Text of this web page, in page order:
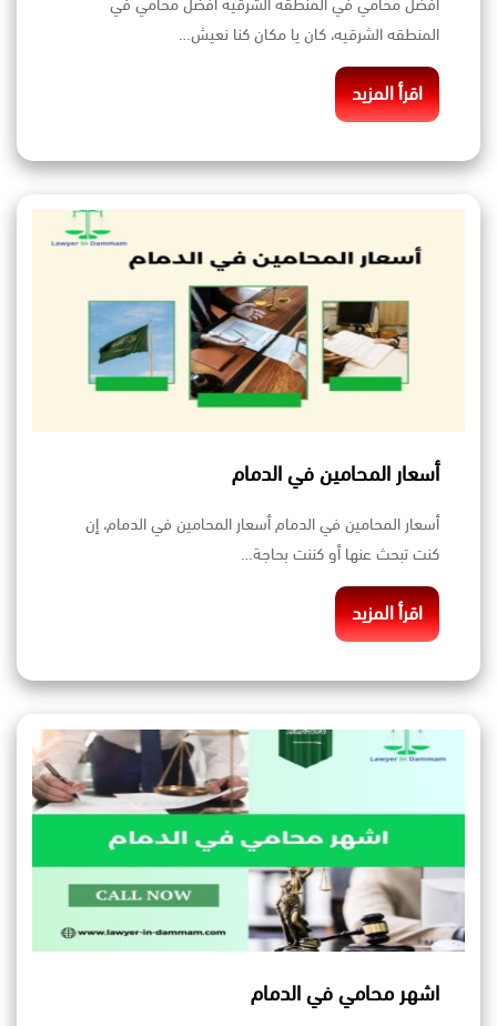
المنطقه الشرقيه، كان يا مكان كنا نعيش…
اقرأ المزيد
أسعار المحامين في الدمام
أسعار المحامين في الدمام أسعار المحامين في الدمام، إن
كنت تبحث عنها أو كننت بحاجة…
اقرأ المزيد
اشهر محامي في الدمام